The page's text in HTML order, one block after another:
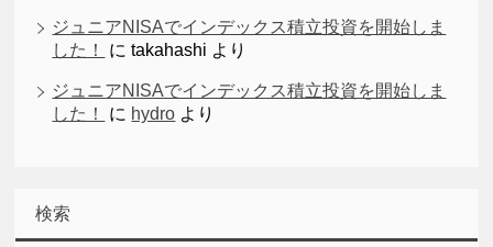
ジュニアNISAでインデックス積立投資を開始しま
した！
にtakahashi より
ジュニアNISAでインデックス積立投資を開始しま
した！
に hydro より
検索